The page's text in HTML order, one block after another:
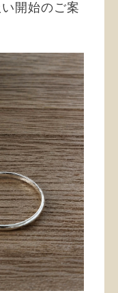
開始のご案